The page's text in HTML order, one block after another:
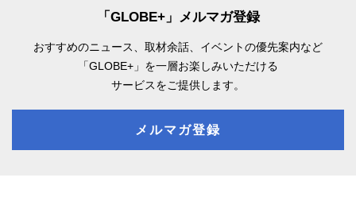
「GLOBE+」メルマガ登録
おすすめのニュース、取材余話、 イベントの優先案内など
「GLOBE+」を一層お楽しみいただける
サービスをご提供します。
メルマガ登録